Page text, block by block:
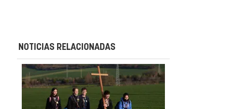
NOTICIAS RELACIONADAS